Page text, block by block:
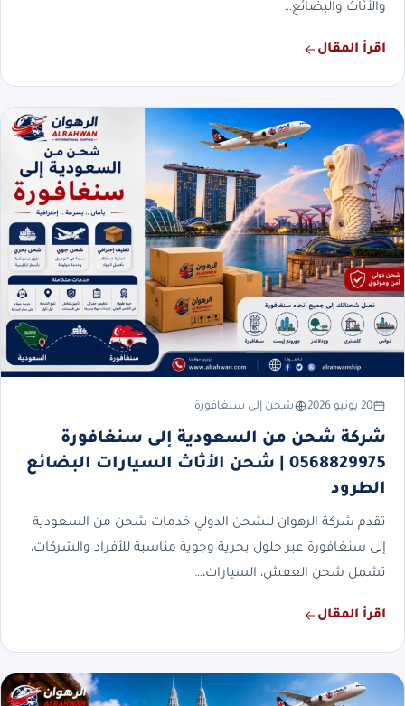
والأثاث والبضائع…
اقرأ المقال
20 يونيو 2026 شحن إلى سنغافورة
شركة شحن من السعودية إلى سنغافورة
0568829975 | شحن الأثاث السيارات البضائع
الطرود
تقدم شركة الرهوان للشحن الدولي خدمات شحن من السعودية
إلى سنغافورة عبر حلول بحرية وجوية مناسبة للأفراد والشركات،
تشمل شحن العفش، السيارات،…
اقرأ المقال